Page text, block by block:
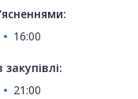
16:00
21:00